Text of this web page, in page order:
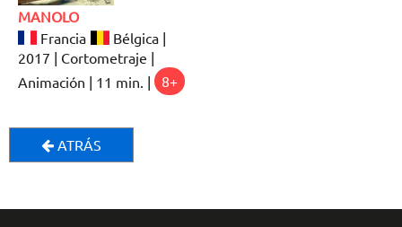
MANOLO
Francia
Bélgica |
2017 | Cortometraje |
Animación | 11 min. |
8+
ATRÁS